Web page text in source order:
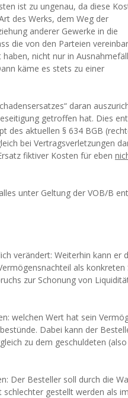
ist zu ungenau, da diese
des Werks, dem Weg der
anderer Gewerke in die
die von den Parteien
nicht nur in
käme es stets zu einer
daran
getroffen hat. Dies
des aktuellen § 634 BGB
bei Vertragsverletzungen
fiktiver Kosten für eben
unter Geltung der VOB/B
verändert: Weiterhin kann er
als konkreten
zur Schonung von
welchen Wert hat sein
Dabei kann der
zu dem geschuldeten (also
Der Besteller soll durch die
gestellt werden als